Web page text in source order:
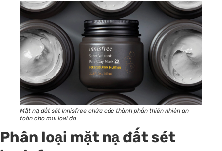
Mặt nạ đất sét Innisfree chứa các thành phần thiên nhiên an
toàn cho mọi loại da
Phân loại mặt nạ đất sét